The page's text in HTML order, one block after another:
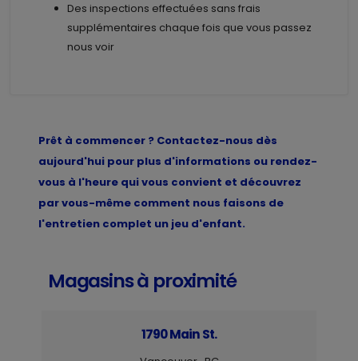
Des inspections effectuées sans frais
supplémentaires chaque fois que vous passez
nous voir
Prêt à commencer ? Contactez-nous dès
aujourd'hui pour plus d'informations ou rendez-
vous à l'heure qui vous convient et découvrez
par vous-même comment nous faisons de
l'entretien complet un jeu d'enfant.
Magasins à proximité
1790 Main St.